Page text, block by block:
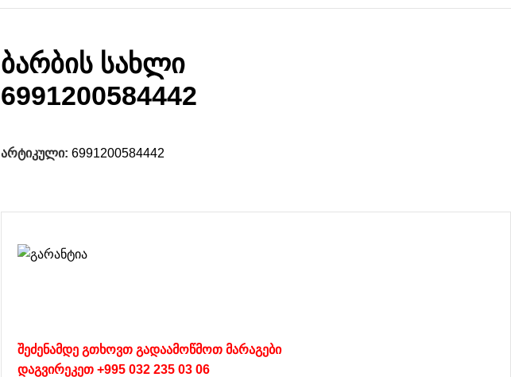
ბარბის სახლი
6991200584442
არტიკული: 6991200584442
შეძენამდე გთხოვთ გადაამოწმოთ მარაგები
დაგვირეკეთ +995 032 235 03 06